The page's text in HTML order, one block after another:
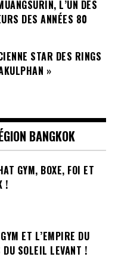
L’UN DES
DES ANNÉES 80
STAR DES RINGS
»
BANGKOK
GYM, BOXE, FOI ET
!
ET L’EMPIRE DU
SOLEIL LEVANT !